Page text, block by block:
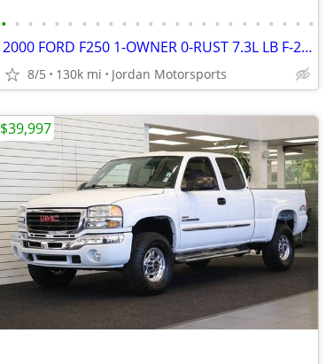
• • • • • • • • • • • • • • • • • • • • • • • •
2000 FORD F250 1-OWNER 0-RUST 7.3L LB F-250 F350 1999 2001 2002 2003
8/5 130k mi Jordan Motorsports
$39,997